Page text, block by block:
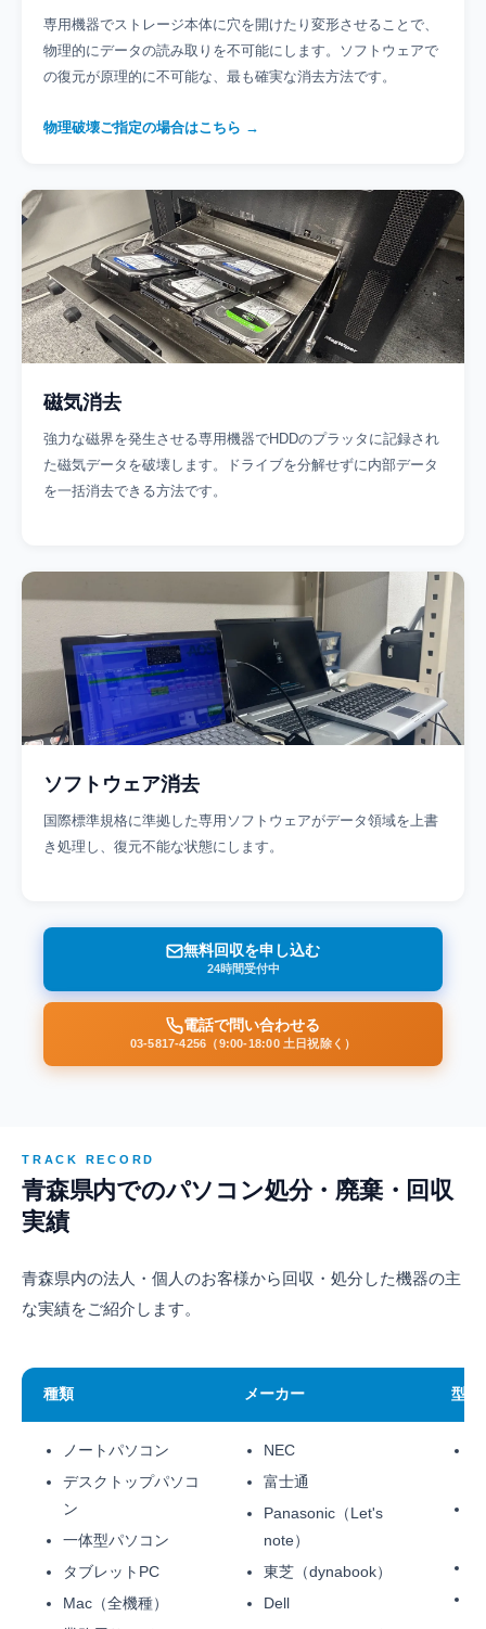
専用機器でストレージ本体に穴を開けたり変形させることで、
物理的にデータの読み取りを不可能にします。ソフトウェアで
の復元が原理的に不可能な、最も確実な消去方法です。
物理破壊ご指定の場合はこちら →
磁気消去
強力な磁界を発生させる専用機器でHDDのプラッタに記録され
た磁気データを破壊します。ドライブを分解せずに内部データ
を一括消去できる方法です。
ソフトウェア消去
国際標準規格に準拠した専用ソフトウェアがデータ領域を上書
き処理し、復元不能な状態にします。
無料回収を申し込む
24時間受付中
電話で問い合わせる
03-5817-4256（9:00-18:00 土日祝除く）
TRACK RECORD
青森県内でのパソコン処分・廃棄・回収
実績
青森県内の法人・個人のお客様から回収・処分した機器の主
な実績をご紹介します。
種類 メーカー 型式
ノートパソコン
デスクトップパソコ
ン
一体型パソコン
タブレットPC
Mac（全機種）
NEC
富士通
Panasonic（Let's
note）
東芝（dynabook）
Dell